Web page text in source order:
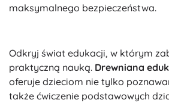
maksymalnego bezpieczeństwa.
Odkryj świat edukacji, w którym
praktyczną nauką. Drewniana
oferuje dzieciom nie tylko
także ćwiczenie podstawowych